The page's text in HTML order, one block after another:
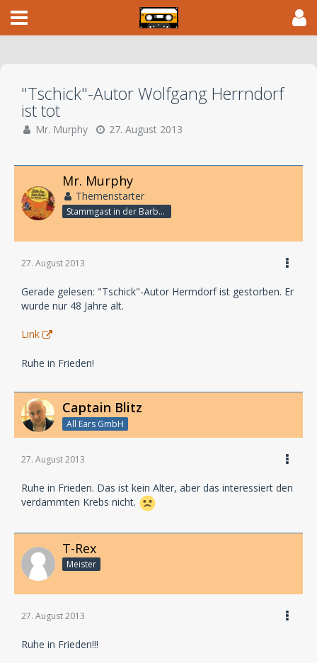
"Tschick"-Autor Wolfgang Herrndorf
ist tot
Mr. Murphy 27. August 2013
Mr. Murphy
Themenstarter
Stammgast in der Barbarabar
27. August 2013
Gerade gelesen: "Tschick"-Autor Herrndorf ist gestorben. Er
wurde nur 48 Jahre alt.
Link
Ruhe in Frieden!
Captain Blitz
All Ears GmbH
27. August 2013
Ruhe in Frieden. Das ist kein Alter, aber das interessiert den
verdammten Krebs nicht.
T-Rex
Meister
27. August 2013
Ruhe in Frieden!!!